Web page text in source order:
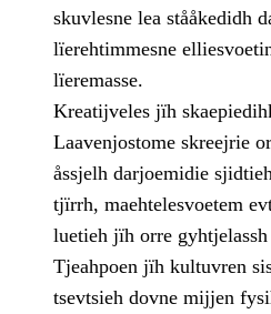
skuvlesne lea stååkedidh
lïerehtimmesne
lïeremasse.
Kreatijveles jïh
Laavenjostome skreejrie
åssjelh darjoemidie
tjïrrh, maehtelesvoetem
luetieh jïh orre
Tjeahpoen jïh kultuvren
tsevtsieh dovne mijjen